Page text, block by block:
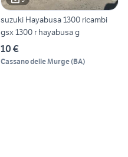
suzuki Hayabusa 1300 ricambi
gsx 1300 r hayabusa g
10 €
Cassano delle Murge(BA)